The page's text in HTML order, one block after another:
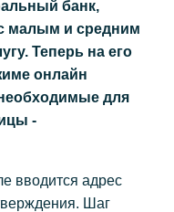
банк,
малым и средним
Теперь на его
онлайн
для
-
вводится адрес
Шаг